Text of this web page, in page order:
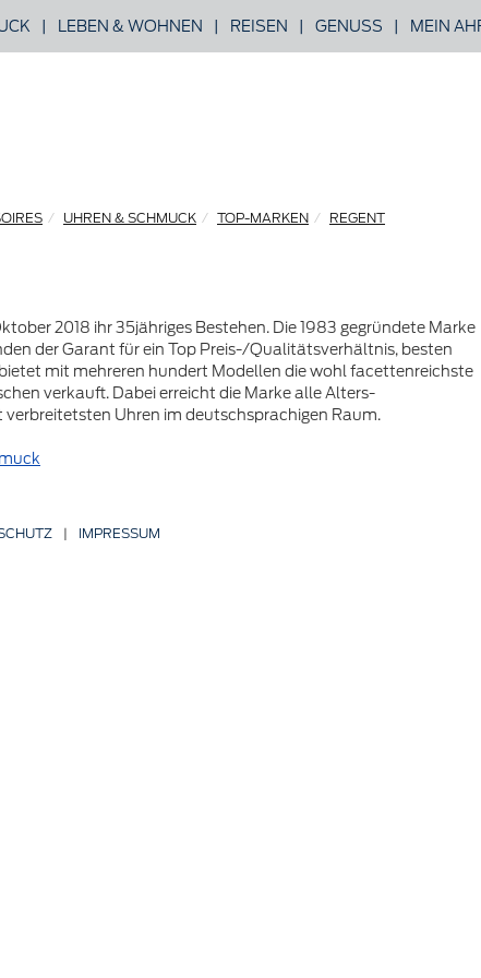
| LEBEN & WOHNEN | REISEN | GENUSS | MEIN
UHREN & SCHMUCK TOP-MARKEN REGENT
2018 ihr 35jähriges Bestehen. Die 1983 gegründete Marke
der Garant für ein Top Preis-/Qualitätsverhältnis, besten
mit mehreren hundert Modellen die wohl facettenreichste
verkauft. Dabei erreicht die Marke alle Alters-
Uhren im deutschsprachigen Raum.
| IMPRESSUM